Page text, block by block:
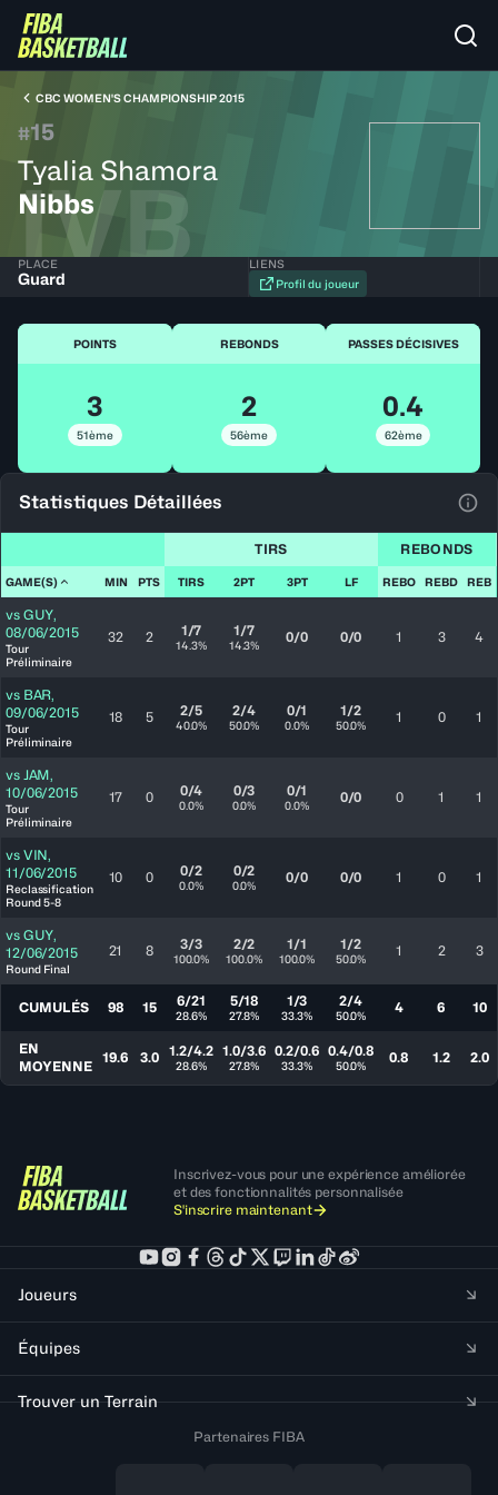
CBC WOMEN'S CHAMPIONSHIP 2015
#15
Tyalia Shamora
Nibbs
IVB
PLACE
Guard
LIENS
Profil du joueur
POINTS
3
51ème
REBONDS
2
56ème
PASSES DÉCISIVES
0.4
62ème
Statistiques Détaillées
TIRS REBONDS
GAME(S) MIN PTS TIRS 2PT 3PT LF REBO REBD REB
vs GUY,
08/06/2015
Tour
Préliminaire
32 2 1/7
14.3%
1/7
14.3% 0/0 0/0 1 3 4
vs BAR,
09/06/2015
Tour
Préliminaire
18 5 2/5
40.0%
2/4
50.0%
0/1
0.0%
1/2
50.0% 1 0 1
vs JAM,
10/06/2015
Tour
Préliminaire
17 0 0/4
0.0%
0/3
0.0%
0/1
0.0% 0/0 0 1 1
vs VIN,
11/06/2015
Reclassification
Round 5-8
10 0 0/2
0.0%
0/2
0.0% 0/0 0/0 1 0 1
vs GUY,
12/06/2015
Round Final
21 8 3/3
100.0%
2/2
100.0%
1/1
100.0%
1/2
50.0% 1 2 3
CUMULÉS 98 15 6/21
28.6%
5/18
27.8%
1/3
33.3%
2/4
50.0% 4 6 10
EN
MOYENNE
19.6 3.0 1.2/4.2
28.6%
1.0/3.6
27.8%
0.2/0.6
33.3%
0.4/0.8
50.0% 0.8 1.2 2.0
Inscrivez-vous pour une expérience améliorée
et des fonctionnalités personnalisée
S'inscrire maintenant
Joueurs
Équipes
Trouver un Terrain
Partenaires FIBA